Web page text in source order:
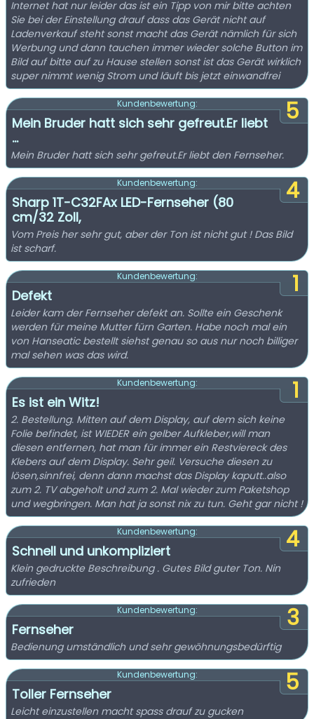
Internet hat nur leider das ist ein Tipp von mir bitte achten
Sie bei der Einstellung drauf dass das Gerät nicht auf
Ladenverkauf steht sonst macht das Gerät nämlich für sich
Werbung und dann tauchen immer wieder solche Button im
Bild auf bitte auf zu Hause stellen sonst ist das Gerät wirklich
super nimmt wenig Strom und läuft bis jetzt einwandfrei
5
Kundenbewertung:
Mein Bruder hatt sich sehr gefreut.Er liebt
...
Mein Bruder hatt sich sehr gefreut.Er liebt den Fernseher.
4
Kundenbewertung:
Sharp 1T-C32FAx LED-Fernseher (80
cm/32 Zoll,
Vom Preis her sehr gut, aber der Ton ist nicht gut ! Das Bild
ist scharf.
1
Kundenbewertung:
Defekt
Leider kam der Fernseher defekt an. Sollte ein Geschenk
werden für meine Mutter fürn Garten. Habe noch mal ein
von Hanseatic bestellt siehst genau so aus nur noch billiger
mal sehen was das wird.
1
Kundenbewertung:
Es ist ein Witz!
2. Bestellung. Mitten auf dem Display, auf dem sich keine
Folie befindet, ist WIEDER ein gelber Aufkleber,will man
diesen entfernen, hat man für immer ein Restviereck des
Klebers auf dem Display. Sehr geil. Versuche diesen zu
lösen,sinnfrei, denn dann machst das Display kaputt..also
zum 2. TV abgeholt und zum 2. Mal wieder zum Paketshop
und wegbringen. Man hat ja sonst nix zu tun. Geht gar nicht !
4
Kundenbewertung:
Schnell und unkompliziert
Klein gedruckte Beschreibung . Gutes Bild guter Ton. Nin
zufrieden
3
Kundenbewertung:
Fernseher
Bedienung umständlich und sehr gewöhnungsbedürftig
5
Kundenbewertung:
Toller Fernseher
Leicht einzustellen macht spass drauf zu gucken